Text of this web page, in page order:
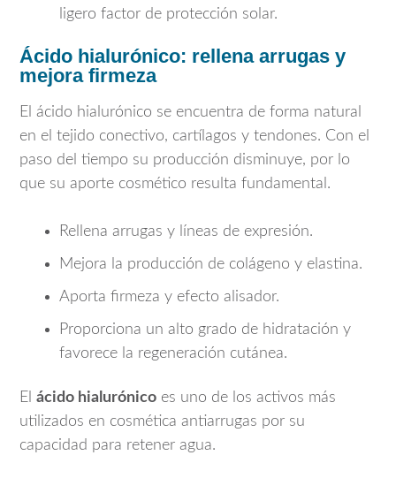
ligero factor de protección solar.
Ácido hialurónico: rellena arrugas y
mejora firmeza
El ácido hialurónico se encuentra de forma natural
en el tejido conectivo, cartílagos y tendones. Con el
paso del tiempo su producción disminuye, por lo
que su aporte cosmético resulta fundamental.
Rellena arrugas y líneas de expresión.
Mejora la producción de colágeno y elastina.
Aporta firmeza y efecto alisador.
Proporciona un alto grado de hidratación y
favorece la regeneración cutánea.
El ácido hialurónico es uno de los activos más
utilizados en cosmética antiarrugas por su
capacidad para retener agua.